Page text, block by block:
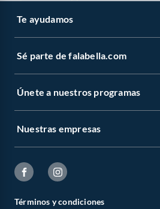
Te ayudamos
Sé parte de falabella.com
Únete a nuestros programas
Nuestras empresas
Términos y condiciones